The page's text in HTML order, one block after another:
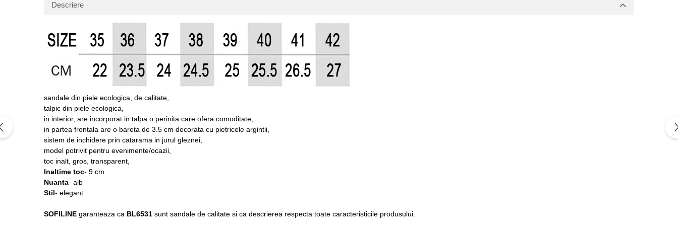
Descriere
sandale din piele ecologica, de calitate,
talpic din piele ecologica,
in interior, are incorporat in talpa o perinita care ofera comoditate,
in partea frontala are o bareta de 3.5 cm decorata cu pietricele argintii,
sistem de inchidere prin catarama in jurul gleznei,
model potrivit pentru evenimente/ocazii,
toc inalt, gros, transparent,
Inaltime toc- 9 cm
Nuanta- alb
Stil- elegant
SOFILINE garanteaza ca BL6531 sunt sandale de calitate si ca descrierea respecta toate caracteristicile produsului.